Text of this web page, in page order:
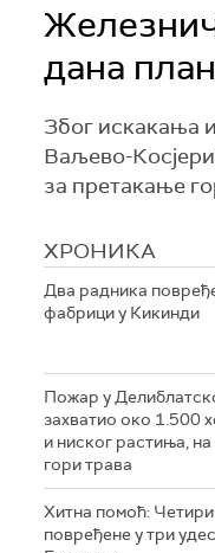
дана
Због искакања
Ваљево-
за претакање
ХРОНИКА
Два радника
фабрици у Кикинди
Пожар у
захватио око 1.500
и ниског растиња,
гори трава
Хитна помоћ:
повређене у три